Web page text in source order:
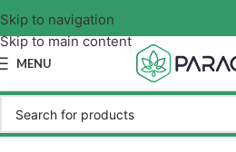
Skip to navigation
Skip to main content
MENU